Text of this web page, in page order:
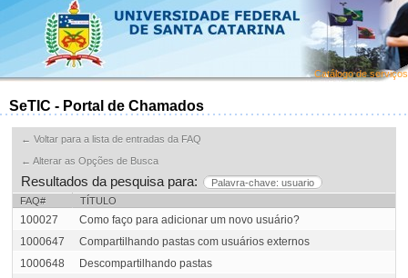
Catálogo de serviços
SeTIC - Portal de Chamados
← Voltar para a lista de entradas da FAQ
← Alterar as Opções de Busca
Resultados da pesquisa para:
Palavra-chave: usuario
FAQ#
TÍTULO
100027 Como faço para adicionar um novo usuário?
1000647
Compartilhando pastas com usuários externos
1000648
Descompartilhando pastas